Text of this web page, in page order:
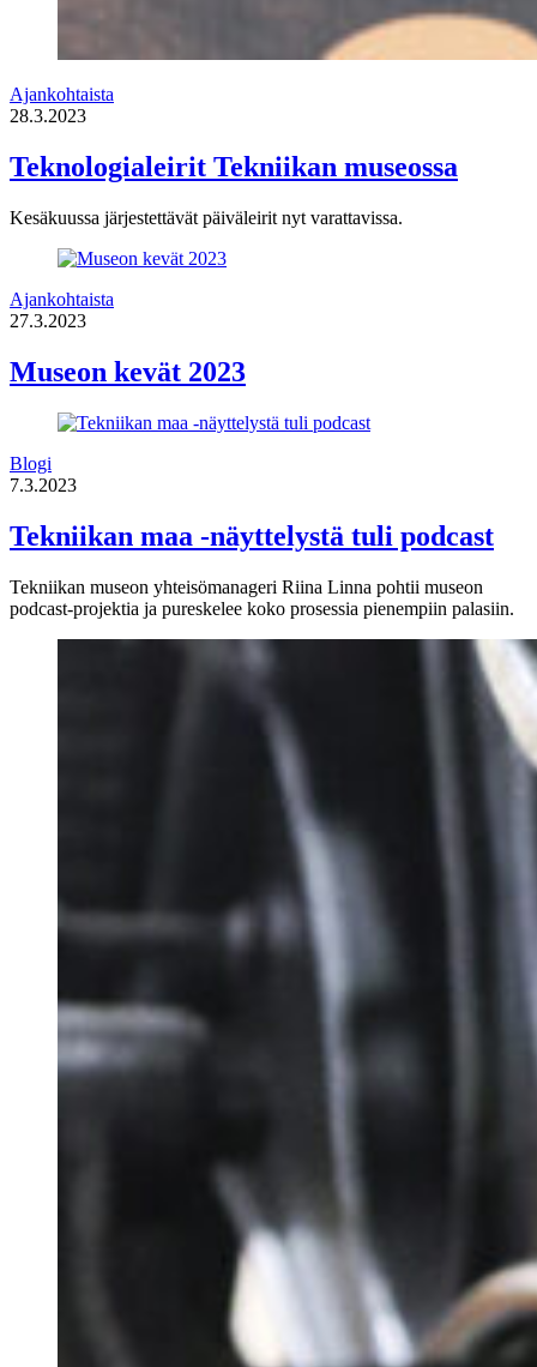
Ajankohtaista
28.3.2023
Teknologialeirit Tekniikan museossa
Kesäkuussa järjestettävät päiväleirit nyt varattavissa.
Ajankohtaista
27.3.2023
Museon kevät 2023
Blogi
7.3.2023
Tekniikan maa -näyttelystä tuli podcast
Tekniikan museon yhteisömanageri Riina Linna pohtii museon
podcast-projektia ja pureskelee koko prosessia pienempiin palasiin.